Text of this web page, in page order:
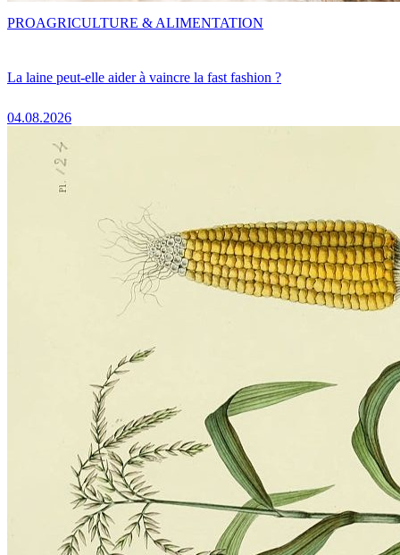
La laine peut-elle aider à vaincre la fast fashion ?
04.08.2026
PROAGRICULTURE & ALIMENTATION